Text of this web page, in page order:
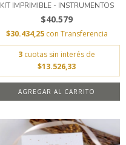
KIT IMPRIMIBLE - INSTRUMENTOS
$40.579
$30.434,25 con Transferencia
3 cuotas sin interés de
$13.526,33
AGREGAR AL CARRITO